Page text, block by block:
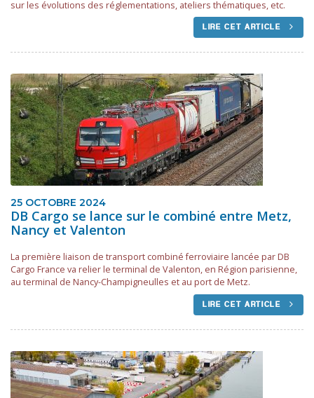
sur les évolutions des réglementations, ateliers thématiques, etc.
LIRE CET ARTICLE
25 OCTOBRE 2024
DB Cargo se lance sur le combiné entre Metz,
Nancy et Valenton
La première liaison de transport combiné ferroviaire lancée par DB
Cargo France va relier le terminal de Valenton, en Région parisienne,
au terminal de Nancy-Champigneulles et au port de Metz.
LIRE CET ARTICLE